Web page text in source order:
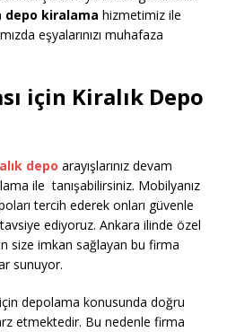
depo kiralama hizmetimiz ile
eşyalarınızı muhafaza
için Kiralık Depo
depo arayışlarınız devam
ile tanışabilirsiniz. Mobilyanız
tercih ederek onları güvenle
ediyoruz. Ankara ilinde özel
size imkan sağlayan bu firma
sunuyor.
için depolama konusunda doğru
etmektedir. Bu nedenle firma